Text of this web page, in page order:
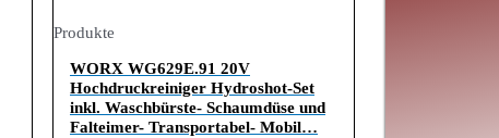
Produkte
WORX WG629E.91 20V
Hochdruckreiniger Hydroshot-Set
inkl. Waschbürste- Schaumdüse und
Falteimer- Transportabel- Mobil…